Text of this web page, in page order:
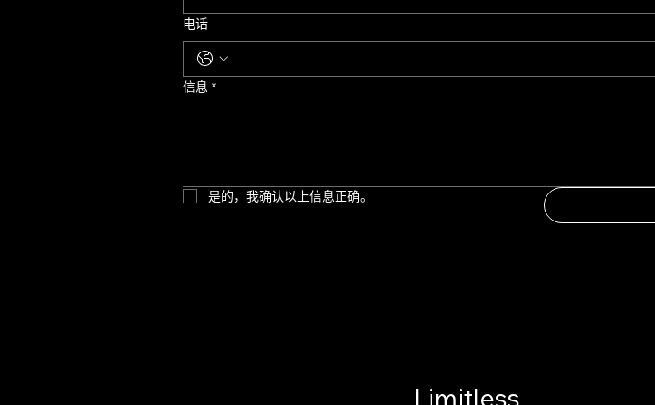
电话
信息 *
是的，我确认以上信息正确。
Limitless